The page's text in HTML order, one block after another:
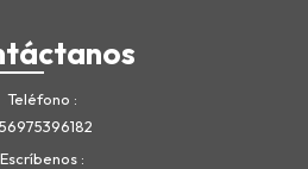
Teléfono
Escríbenos